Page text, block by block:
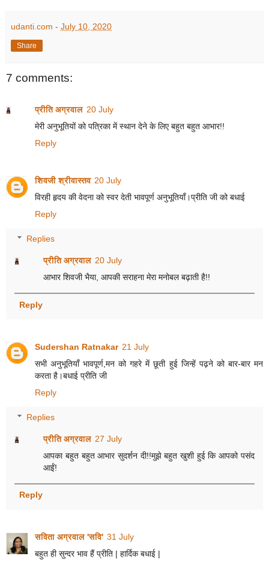
udanti.com - July 10, 2020
Share
7 comments:
प्रीति अग्रवाल 20 July
मेरी अनुभूतियों को पत्रिका में स्थान देने के लिए बहुत बहुत आभार!!
Reply
शिवजी श्रीवास्तव 20 July
विरही हृदय की वेदना को स्वर देती भावपूर्ण अनुभूतियाँ।प्रीति जी को बधाई
Reply
Replies
प्रीति अग्रवाल 20 July
आभार शिवजी भैया, आपकी सराहना मेरा मनोबल बढ़ाती है!!
Reply
Sudershan Ratnakar 21 July
सभी अनुभूतियाँ भावपूर्ण,मन को गहरे में छूती हुई जिन्हें पढ़ने को बार-बार मन
करता है।बधाई प्रीति जी
Reply
Replies
प्रीति अग्रवाल 27 July
आपका बहुत बहुत आभार सुदर्शन दी!!मुझे बहुत खुशी हुई कि आपको पसंद
आईं!
Reply
सविता अग्रवाल 'सवि' 31 July
बहुत ही सुन्दर भाव हैं प्रीति | हार्दिक बधाई |